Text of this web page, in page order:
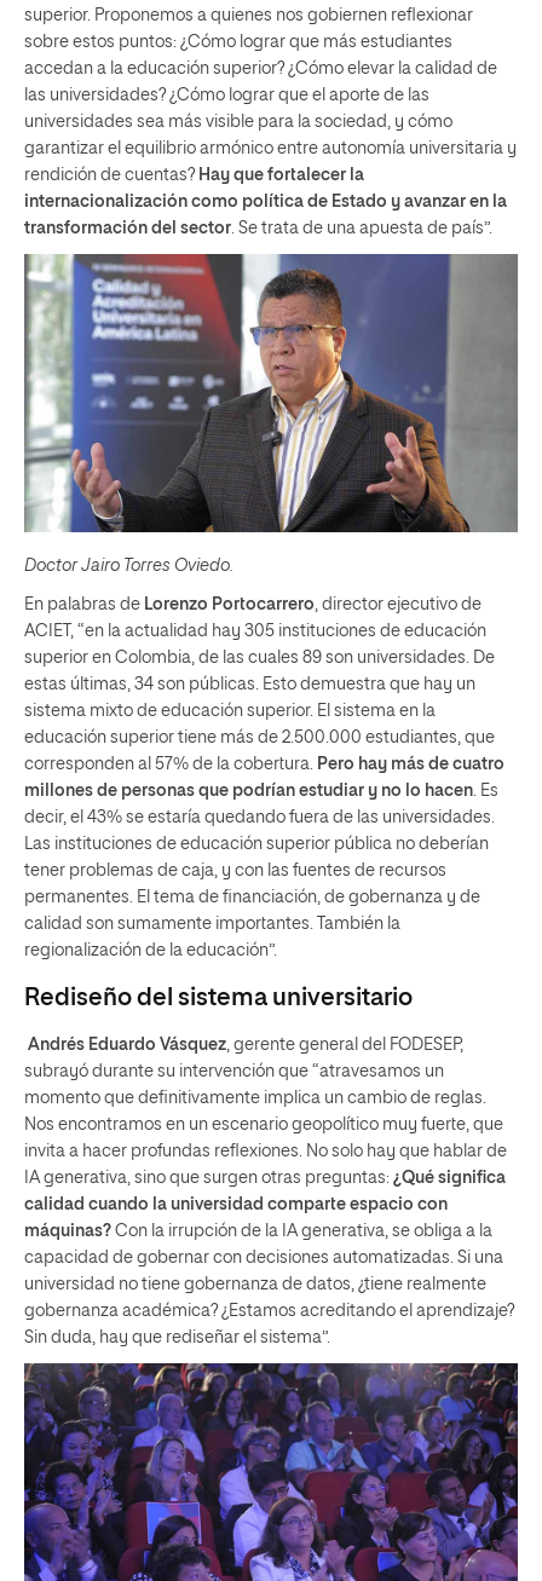
superior. Proponemos a quienes nos gobiernen reflexionar
sobre estos puntos: ¿Cómo lograr que más estudiantes
accedan a la educación superior? ¿Cómo elevar la calidad de
las universidades? ¿Cómo lograr que el aporte de las
universidades sea más visible para la sociedad, y cómo
garantizar el equilibrio armónico entre autonomía universitaria y
rendición de cuentas? Hay que fortalecer la
internacionalización como política de Estado y avanzar en la
transformación del sector. Se trata de una apuesta de país”.
Doctor Jairo Torres Oviedo.
En palabras de Lorenzo Portocarrero, director ejecutivo de
ACIET, “en la actualidad hay 305 instituciones de educación
superior en Colombia, de las cuales 89 son universidades. De
estas últimas, 34 son públicas. Esto demuestra que hay un
sistema mixto de educación superior. El sistema en la
educación superior tiene más de 2.500.000 estudiantes, que
corresponden al 57% de la cobertura. Pero hay más de cuatro
millones de personas que podrían estudiar y no lo hacen. Es
decir, el 43% se estaría quedando fuera de las universidades.
Las instituciones de educación superior pública no deberían
tener problemas de caja, y con las fuentes de recursos
permanentes. El tema de financiación, de gobernanza y de
calidad son sumamente importantes. También la
regionalización de la educación”.
Rediseño del sistema universitario
Andrés Eduardo Vásquez, gerente general del FODESEP,
subrayó durante su intervención que “atravesamos un
momento que definitivamente implica un cambio de reglas.
Nos encontramos en un escenario geopolítico muy fuerte, que
invita a hacer profundas reflexiones. No solo hay que hablar de
IA generativa, sino que surgen otras preguntas: ¿Qué significa
calidad cuando la universidad comparte espacio con
máquinas? Con la irrupción de la IA generativa, se obliga a la
capacidad de gobernar con decisiones automatizadas. Si una
universidad no tiene gobernanza de datos, ¿tiene realmente
gobernanza académica? ¿Estamos acreditando el aprendizaje?
Sin duda, hay que rediseñar el sistema”.